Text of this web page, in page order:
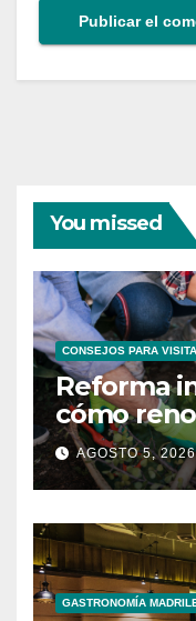
You missed
CONSEJOS PARA
Reforma
cómo
exterior
AGOSTO 5,
GASTRONOMÍA